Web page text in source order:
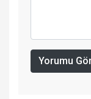
Yorumu